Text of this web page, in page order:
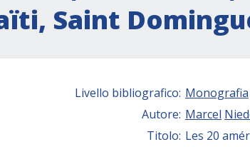
Saint
Livello bibliografico: Monografia
Autore: Marcel
Titolo: Les 20